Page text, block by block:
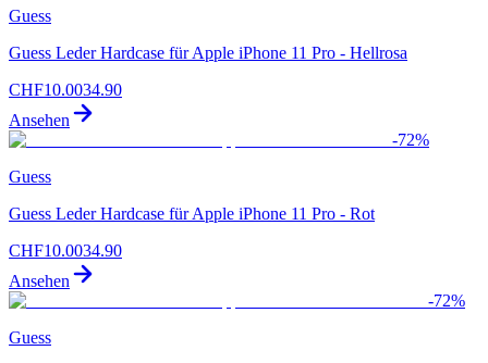
Guess
Guess Leder Hardcase für Apple iPhone 11 Pro - Hellrosa
CHF10.0034.90
Ansehen
-72%
Guess
Guess Leder Hardcase für Apple iPhone 11 Pro - Rot
CHF10.0034.90
Ansehen
-72%
Guess